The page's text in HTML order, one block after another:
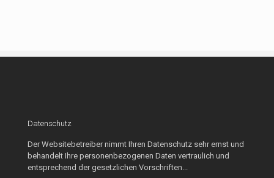
Datenschutz
Der Websitebetreiber nimmt Ihren Datenschutz sehr ernst und
behandelt Ihre personenbezogenen Daten vertraulich und
entsprechend der gesetzlichen Vorschriften...